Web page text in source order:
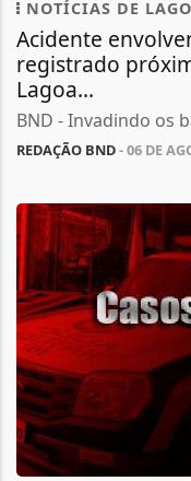
NOTÍCIAS DE
Acidente
registrado
Lagoa...
BND - Invadindo os
REDAÇÃO BND- 06 DE